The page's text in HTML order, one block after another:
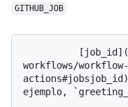
GITHUB_JOB
workflows/